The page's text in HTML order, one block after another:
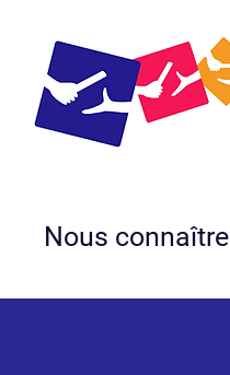
Nous connaître